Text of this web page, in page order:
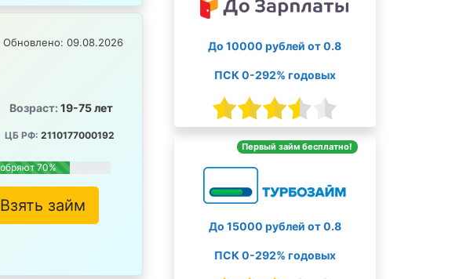
Обновлено: 09.08.2026
Возраст: 19-75 лет
ЦБ РФ: 2110177000192
70%
Взять займ
До 10000 рублей от 0.8
ПСК 0-292% годовых
Первый займ бесплатно!
До 15000 рублей от 0.8
ПСК 0-292% годовых